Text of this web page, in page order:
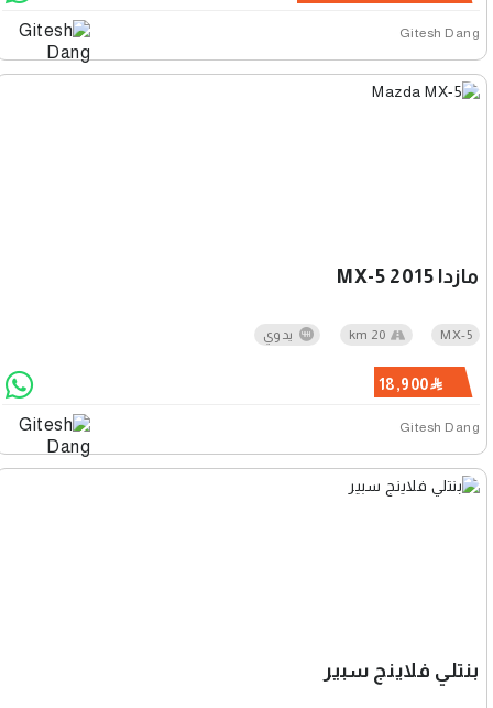
Gitesh Dang
مازدا MX-5 2015
18,900
MX-5
20 km يدوي
Gitesh Dang
بنتلي فلاينج سبير